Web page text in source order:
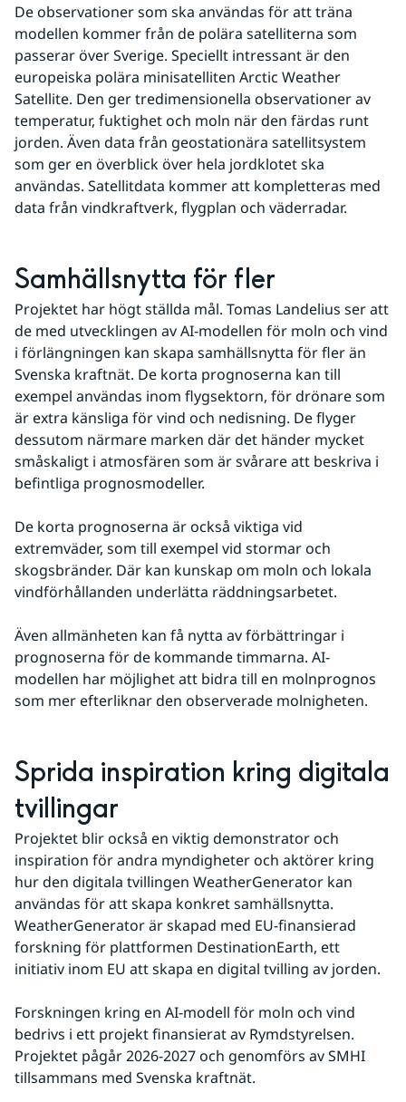
De observationer som ska användas för att träna
modellen kommer från de polära satelliterna som
passerar över Sverige. Speciellt intressant är den
europeiska polära minisatelliten Arctic Weather
Satellite. Den ger tredimensionella observationer av
temperatur, fuktighet och moln när den färdas runt
jorden. Även data från geostationära satellitsystem
som ger en överblick över hela jordklotet ska
användas. Satellitdata kommer att kompletteras med
data från vindkraftverk, flygplan och väderradar.
Samhällsnytta för fler
Projektet har högt ställda mål. Tomas Landelius ser att
de med utvecklingen av AI-modellen för moln och vind
i förlängningen kan skapa samhällsnytta för fler än
Svenska kraftnät. De korta prognoserna kan till
exempel användas inom flygsektorn, för drönare som
är extra känsliga för vind och nedisning. De flyger
dessutom närmare marken där det händer mycket
småskaligt i atmosfären som är svårare att beskriva i
befintliga prognosmodeller.
De korta prognoserna är också viktiga vid
extremväder, som till exempel vid stormar och
skogsbränder. Där kan kunskap om moln och lokala
vindförhållanden underlätta räddningsarbetet.
Även allmänheten kan få nytta av förbättringar i
prognoserna för de kommande timmarna. AI-
modellen har möjlighet att bidra till en molnprognos
som mer efterliknar den observerade molnigheten.
Sprida inspiration kring digitala
tvillingar
Projektet blir också en viktig demonstrator och
inspiration för andra myndigheter och aktörer kring
hur den digitala tvillingen WeatherGenerator kan
användas för att skapa konkret samhällsnytta.
WeatherGenerator är skapad med EU-finansierad
forskning för plattformen DestinationEarth, ett
initiativ inom EU att skapa en digital tvilling av jorden.
Forskningen kring en AI-modell för moln och vind
bedrivs i ett projekt finansierat av Rymdstyrelsen.
Projektet pågår 2026-2027 och genomförs av SMHI
tillsammans med Svenska kraftnät.